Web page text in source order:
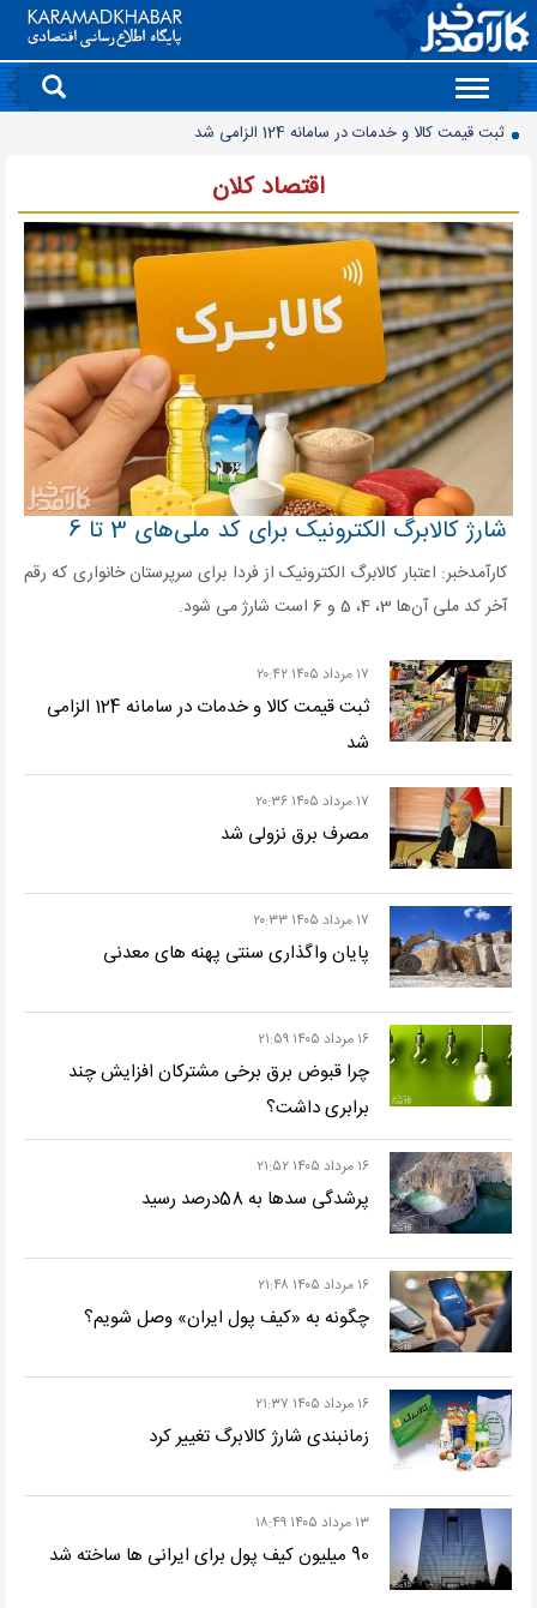
Toggle
navigation
ثبت قیمت کالا و خدمات در سامانه 124 الزامی شد
پایان واگذاری سنتی پهنه های معدنی
افت ۳۴ درصدی فروش خودروسازان؛ ۱۵۵ هزار خودرو در چهار ماه فروخته شد
بازار لبنیات در انتظار بازگشت تقاضا
چرا قبوض برق برخی مشترکان افزایش چند برابری داشت؟
گروه کالاهایی که مشمول واردات با ارز اشخاص شدند
پرشدگی سدها به 58درصد رسید
چگونه به «کیف پول ایران» وصل شویم؟
رانت میلیاردی واردات خودرو
اقتصاد کلان
شارژ کالابرگ الکترونیک برای کد ملی‌های 3 تا 6
کارآمدخبر: اعتبار کالابرگ الکترونیک از فردا برای سرپرستان خانواری که رقم
آخر کد ملی آن‌ها 3، 4، 5 و 6 است شارژ می شود.
۱۷ مرداد ۱۴۰۵ ۲۰:۴۲
ثبت قیمت کالا و خدمات در سامانه 124 الزامی
شد
۱۷ مرداد ۱۴۰۵ ۲۰:۳۶
مصرف برق نزولی شد
۱۷ مرداد ۱۴۰۵ ۲۰:۳۳
پایان واگذاری سنتی پهنه های معدنی
۱۶ مرداد ۱۴۰۵ ۲۱:۵۹
چرا قبوض برق برخی مشترکان افزایش چند
برابری داشت؟
۱۶ مرداد ۱۴۰۵ ۲۱:۵۲
پرشدگی سدها به 58درصد رسید
۱۶ مرداد ۱۴۰۵ ۲۱:۴۸
چگونه به «کیف پول ایران» وصل شویم؟
۱۶ مرداد ۱۴۰۵ ۲۱:۳۷
زمانبندی شارژ کالابرگ تغییر کرد
۱۳ مرداد ۱۴۰۵ ۱۸:۴۹
90 میلیون کیف پول برای ایرانی ها ساخته شد